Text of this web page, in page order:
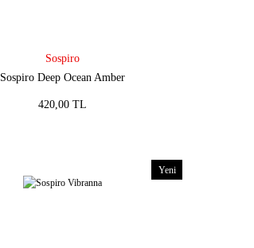
Sospiro
Sospiro Deep Ocean Amber
420,00 TL
Yeni